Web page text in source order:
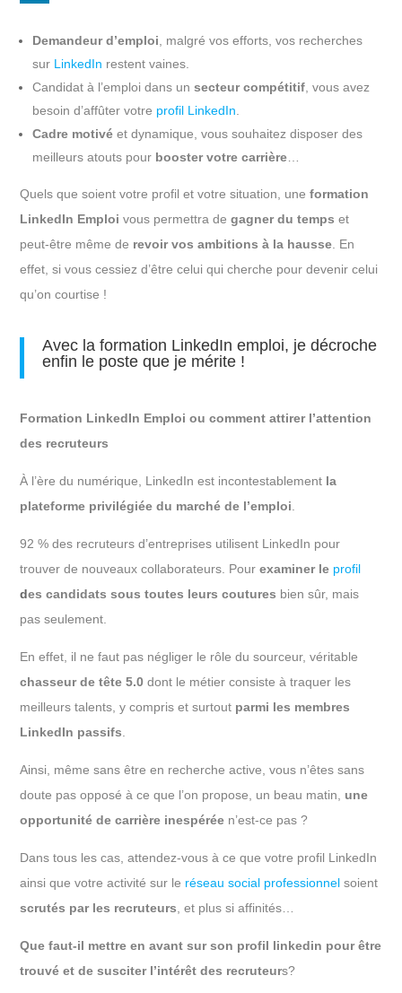
Demandeur d’emploi , malgré vos efforts, vos recherches
sur LinkedIn restent vaines.
Candidat à l’emploi dans unsecteur compétitif , vous avez
besoin d’affûter votre profil LinkedIn
Cadre motivé et dynamique, vous souhaitez disposer des
meilleurs atouts pour booster votre carrière
Quels que soient votre profil et votre situation, uneformation
LinkedIn Emploi vous permettra degagner du tempset
peut-être même de revoir vos ambitions à la hausse . En
effet, si vous cessiez d’être celui qui cherche pour devenir celui
qu’on courtise !
Avec la formation LinkedIn emploi, je décroche
enfin le poste que je mérite !
Formation LinkedIn Emploi ou comment attirer l’attention
des recruteurs
À l’ère du numérique, LinkedIn est incontestablement la
plateforme privilégiée du marché de l’emploi
92 % des recruteurs d’entreprises utilisent LinkedIn pour
trouver de nouveaux collaborateurs. Pourexaminer le profil
des candidats sous toutes leurs coutures bien sûr, mais
pas seulement.
En effet, il ne faut pas négliger le rôle du sourceur, véritable
chasseur de tête 5.0 dont le métier consiste à traquer les
meilleurs talents, y compris et surtout parmi les membres
LinkedIn passifs
Ainsi, même sans être en recherche active, vous n’êtes sans
doute pas opposé à ce que l’on propose, un beau matin, une
opportunité de carrière inespérée n’est-ce pas ?
Dans tous les cas, attendez-vous à ce que votre profil LinkedIn
ainsi que votre activité sur le réseau social professionnel soient
scrutés par les recruteurs , et plus si affinités…
Que faut-il mettre en avant sur son profil linkedin pour être
trouvé et de susciter l’intérêt des recruteurs?